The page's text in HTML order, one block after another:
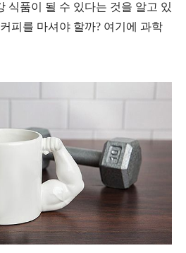
식품이 될 수 있다는 것을 알고 있
피를 마셔야 할까? 여기에 과학